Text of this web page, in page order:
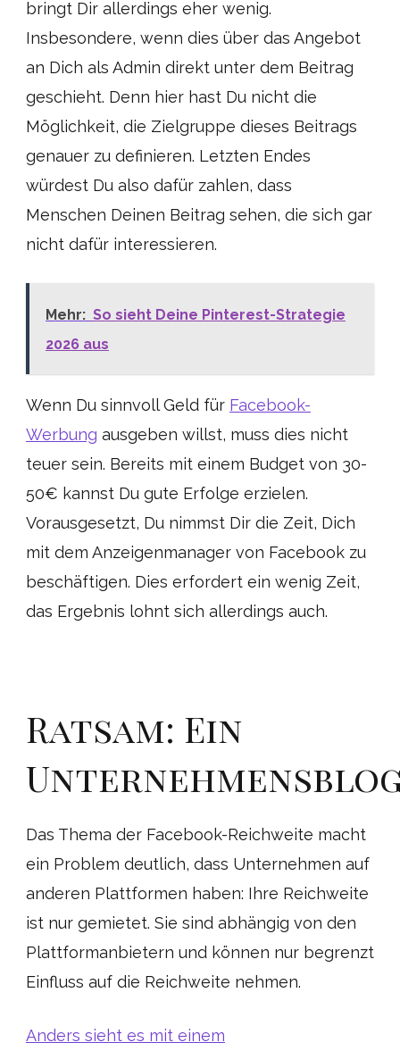
bringt Dir allerdings eher wenig.
Insbesondere, wenn dies über das Angebot
an Dich als Admin direkt unter dem Beitrag
geschieht. Denn hier hast Du nicht die
Möglichkeit, die Zielgruppe dieses Beitrags
genauer zu definieren. Letzten Endes
würdest Du also dafür zahlen, dass
Menschen Deinen Beitrag sehen, die sich gar
nicht dafür interessieren.
Mehr: So sieht Deine Pinterest-Strategie
2026 aus
Wenn Du sinnvoll Geld für Facebook-
Werbung ausgeben willst, muss dies nicht
teuer sein. Bereits mit einem Budget von 30-
50€ kannst Du gute Erfolge erzielen.
Vorausgesetzt, Du nimmst Dir die Zeit, Dich
mit dem Anzeigenmanager von Facebook zu
beschäftigen. Dies erfordert ein wenig Zeit,
das Ergebnis lohnt sich allerdings auch.
Ratsam: Ein
Das Thema der Facebook-Reichweite macht
ein Problem deutlich, dass Unternehmen auf
anderen Plattformen haben: Ihre Reichweite
ist nur gemietet. Sie sind abhängig von den
Plattformanbietern und können nur begrenzt
Einfluss auf die Reichweite nehmen.
Anders sieht es mit einem